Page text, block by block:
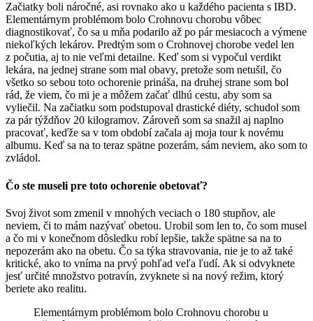
Začiatky boli náročné, asi rovnako ako u každého pacienta s IBD.
Elementárnym problémom bolo Crohnovu chorobu vôbec
diagnostikovať, čo sa u mňa podarilo až po pár mesiacoch a výmene
niekoľkých lekárov. Predtým som o Crohnovej chorobe vedel len
z počutia, aj to nie veľmi detailne. Keď som si vypočul verdikt
lekára, na jednej strane som mal obavy, pretože som netušil, čo
všetko so sebou toto ochorenie prináša, na druhej strane som bol
rád, že viem, čo mi je a môžem začať dlhú cestu, aby som sa
vyliečil. Na začiatku som podstupoval drastické diéty, schudol som
za pár týždňov 20 kilogramov. Zároveň som sa snažil aj naplno
pracovať, keďže sa v tom období začala aj moja tour k novému
albumu. Keď sa na to teraz spätne pozerám, sám neviem, ako som to
zvládol.
Čo ste museli pre toto ochorenie obetovať?
Svoj život som zmenil v mnohých veciach o 180 stupňov, ale
neviem, či to mám nazývať obetou. Urobil som len to, čo som musel
a čo mi v konečnom dôsledku robí lepšie, takže spätne sa na to
nepozerám ako na obetu. Čo sa týka stravovania, nie je to až také
kritické, ako to vníma na prvý pohľad veľa ľudí. Ak si odvyknete
jesť určité množstvo potravín, zvyknete si na nový režim, ktorý
beriete ako realitu.
Elementárnym problémom bolo Crohnovu chorobu u